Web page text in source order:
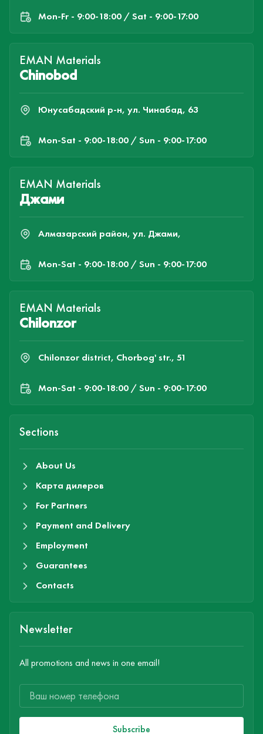
Mon-Fr - 9:00-18:00 / Sat - 9:00-17:00
EMAN Materials
Chinobod
Юнусабадский р-н, ул. Чинабад, 63
Mon-Sat - 9:00-18:00 / Sun - 9:00-17:00
EMAN Materials
Джами
Алмазарский район, ул. Джами,
Mon-Sat - 9:00-18:00 / Sun - 9:00-17:00
EMAN Materials
Chilonzor
Chilonzor district, Chorbog' str., 51
Mon-Sat - 9:00-18:00 / Sun - 9:00-17:00
Sections
About Us
Карта дилеров
For Partners
Payment and Delivery
Employment
Guarantees
Contacts
Newsletter
All promotions and news in one email!
Subscribe